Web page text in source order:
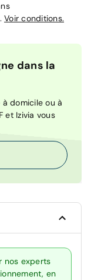
Voir conditions.
dans la
domicile ou à
et Izivia vous
nos experts
en